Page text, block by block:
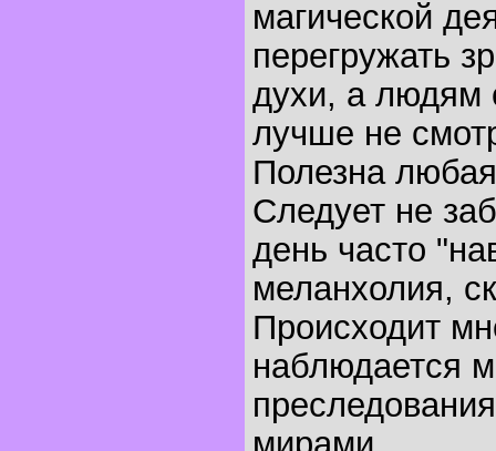
магической
перегружать
духи, а людям
лучше не
Полезна
Следует не
день часто
меланхолия,
Происходит
наблюдается
мирами.